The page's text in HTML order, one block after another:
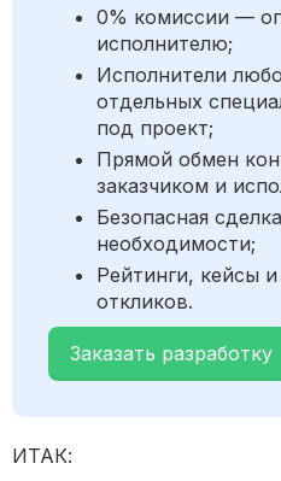
0% комиссии —
исполнителю;
Исполнители
отдельных
под проект;
Прямой обмен
заказчиком и
Безопасная
необходимости;
Рейтинги, кейсы
откликов.
Заказать разработку
ИТАК: